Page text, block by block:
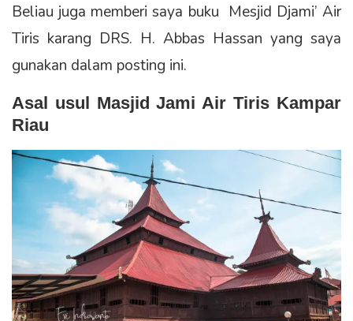
Beliau juga memberi saya buku Mesjid Djami’ Air
Tiris karang DRS. H. Abbas Hassan yang saya
gunakan dalam posting ini.
Asal usul Masjid Jami Air Tiris Kampar
Riau